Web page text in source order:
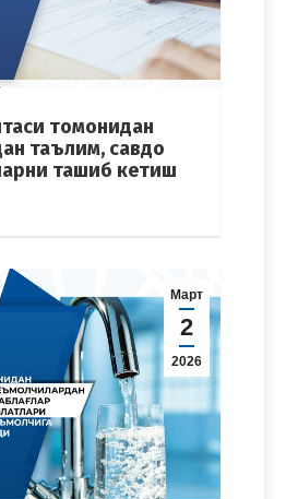
томонидан
таълим, савдо
ташиб кетиш
Март
2
2026